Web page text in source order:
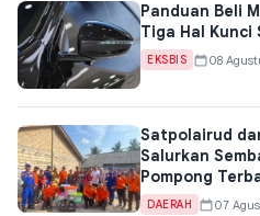
Panduan Beli
Tiga Hal Kunci
EKSBIS 08
Satpolairud
Salurkan
Pompong
DAERAH 07